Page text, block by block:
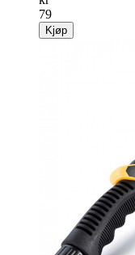
79
Kjøp